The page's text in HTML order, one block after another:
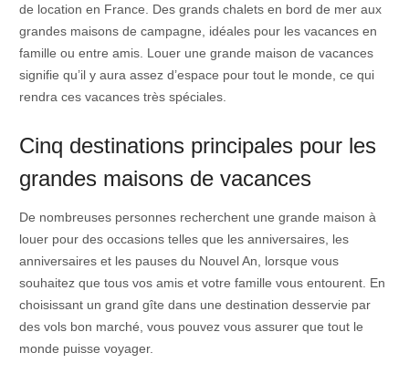
de location en France. Des grands chalets en bord de mer aux
grandes maisons de campagne, idéales pour les vacances en
famille ou entre amis. Louer une grande maison de vacances
signifie qu’il y aura assez d’espace pour tout le monde, ce qui
rendra ces vacances très spéciales.
Cinq destinations principales pour les
grandes maisons de vacances
De nombreuses personnes recherchent une grande maison à
louer pour des occasions telles que les anniversaires, les
anniversaires et les pauses du Nouvel An, lorsque vous
souhaitez que tous vos amis et votre famille vous entourent. En
choisissant un grand gîte dans une destination desservie par
des vols bon marché, vous pouvez vous assurer que tout le
monde puisse voyager.